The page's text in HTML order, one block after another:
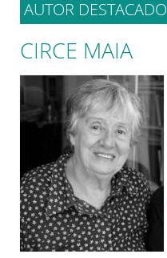
AUTOR DESTACADO
CIRCE MAIA